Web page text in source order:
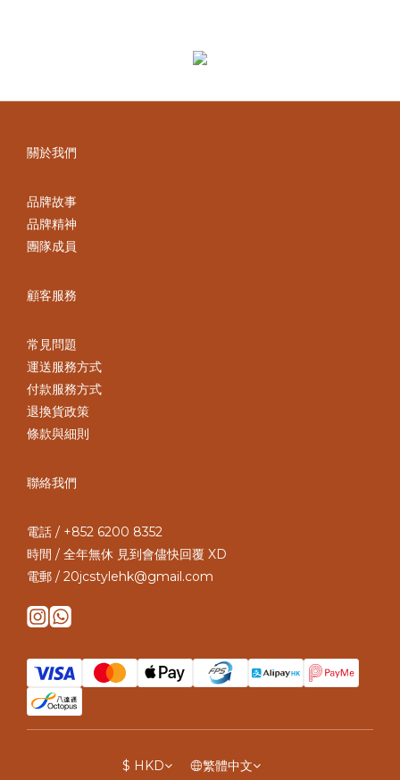
關於我們
品牌故事
品牌精神
團隊成員
顧客服務
常見問題
運送服務方式
付款服務方式
退換貨政策
條款與細則
聯絡我們
電話 / +852 6200 8352
時間 / 全年無休 見到會儘快回覆 XD
電郵 / 20jcstylehk@gmail.com
$ HKD 繁體中文